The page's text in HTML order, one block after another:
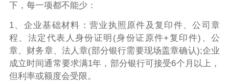
下，每一项都不能少：
1、企业基础材料：营业执照原件及复印件、公司章
程、法定代表人身份证明(身份证原件+复印件)、公
章、财务章、法人章(部分银行需要现场盖章确认);企业
成立时间通常要求满1年，部分银行可接受6个月以上，
但利率或额度会受限。